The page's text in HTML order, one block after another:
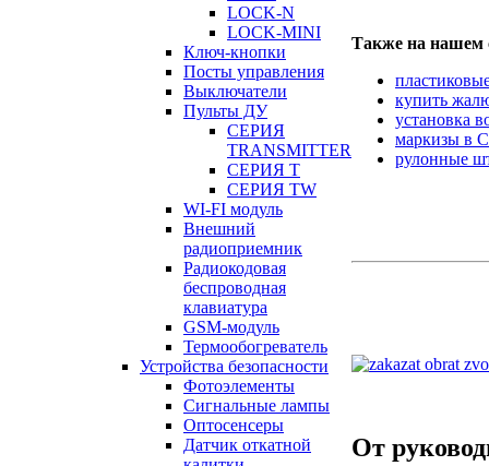
LOCK-N
LOCK-MINI
Ключ-кнопки
Посты управления
Выключатели
Пульты ДУ
СЕРИЯ
TRANSMITTER
СЕРИЯ T
СЕРИЯ TW
WI-FI модуль
Внешний
радиоприемник
Радиокодовая
беспроводная
клавиатура
GSM-модуль
Термообогреватель
Устройства безопасности
Фотоэлементы
Сигнальные лампы
Оптосенсеры
Датчик откатной
Также на нашем
купить
установка
маркизы в
рулонные
От